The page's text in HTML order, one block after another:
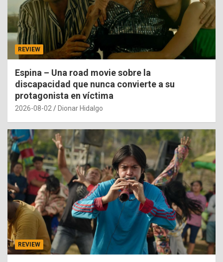
REVIEW
Espina – Una road movie sobre la
discapacidad que nunca convierte a su
protagonista en víctima
2026-08-02 Dionar Hidalgo
REVIEW